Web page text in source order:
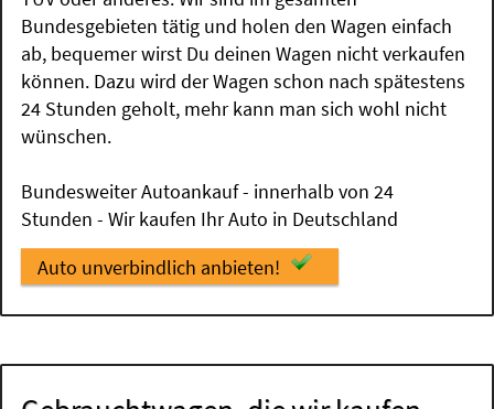
Bundesgebieten tätig und holen den Wagen einfach
ab, bequemer wirst Du deinen Wagen nicht verkaufen
können. Dazu wird der Wagen schon nach spätestens
24 Stunden geholt, mehr kann man sich wohl nicht
wünschen.
Bundesweiter Autoankauf - innerhalb von 24
Stunden - Wir kaufen Ihr Auto in Deutschland
Auto unverbindlich anbieten!